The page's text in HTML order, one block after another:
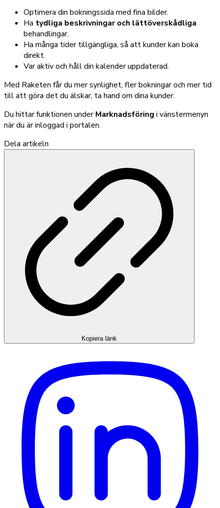
Optimera din bokningssida med fina bilder.
Ha tydliga beskrivningar och lättöverskådliga
behandlingar.
Ha många tider tillgängliga, så att kunder kan boka
direkt.
Var aktiv och håll din kalender uppdaterad.
Med Raketen får du mer synlighet, fler bokningar och mer tid
till att göra det du älskar, ta hand om dina kunder.
Du hittar funktionen underMarknadsföring i vänstermenyn
när du är inloggad i portalen.
Dela artikeln
Kopiera länk